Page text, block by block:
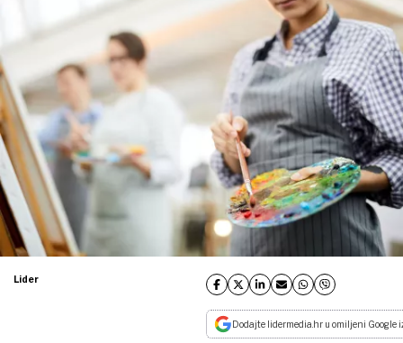
Lider
Dodajte lidermedia.hr u omiljeni Google